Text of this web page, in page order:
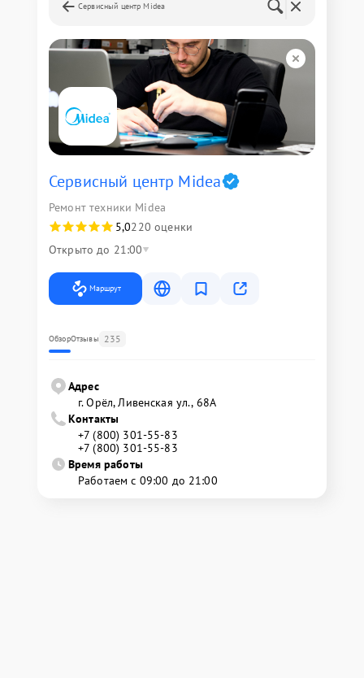
Сервисный центр Midea
Сервисный центр Midea
Ремонт техники Midea
5,0220 оценки
Открыто до 21:00
Маршрут
ОбзорОтзывы 235
Адрес
г. Орёл, Ливенская ул., 68А
Контакты
+7 (800) 301-55-83
+7 (800) 301-55-83
Время работы
Работаем с 09:00 до 21:00